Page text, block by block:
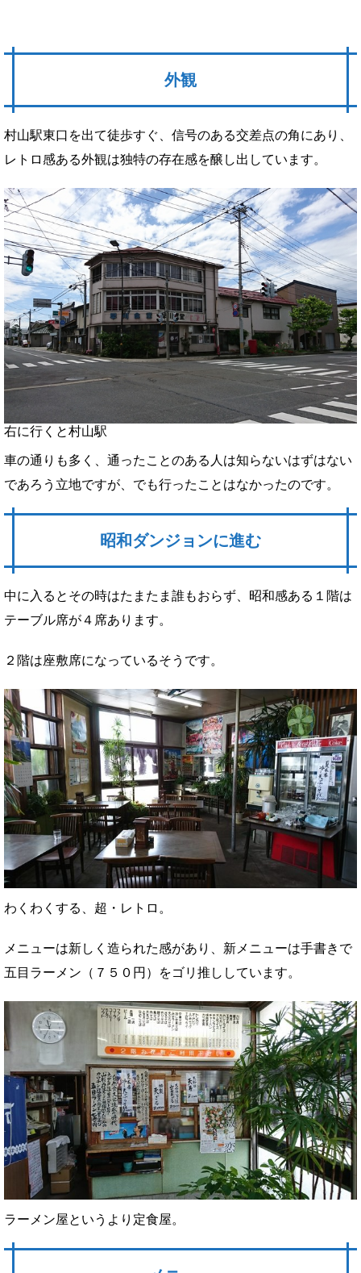
外観
村山駅東口を出て徒歩すぐ、信号のある交差点の角にあり、
レトロ感ある外観は独特の存在感を醸し出しています。
右に行くと村山駅
車の通りも多く、通ったことのある人は知らないはずはない
であろう立地ですが、でも行ったことはなかったのです。
昭和ダンジョンに進む
中に入るとその時はたまたま誰もおらず、昭和感ある１階は
テーブル席が４席あります。
２階は座敷席になっているそうです。
わくわくする、超・レトロ。
メニューは新しく造られた感があり、新メニューは手書きで
五目ラーメン（７５０円）をゴリ推ししています。
ラーメン屋というより定食屋。